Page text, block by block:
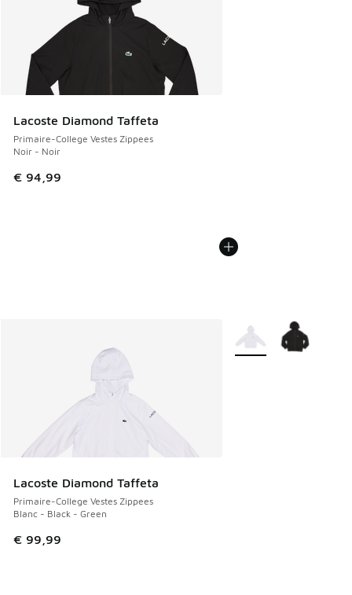
Lacoste Diamond Taffeta
Primaire-College Vestes Zippees
Noir - Noir
€ 94,99
Lacoste Diamond Taffeta
Primaire-College Vestes Zippees
Blanc - Black - Green
€ 99,99
Plus de couleurs